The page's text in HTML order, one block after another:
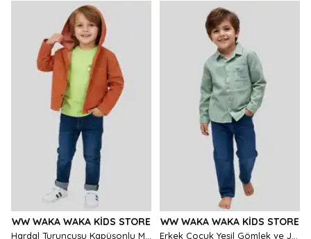
WW WAKA WAKA KIDS STORE WW WAKA WAKA KIDS STORE